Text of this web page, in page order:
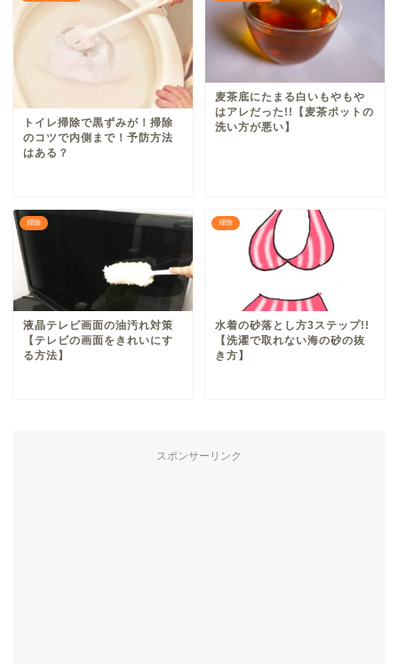
トイレ掃除で黒ずみが！掃除
のコツで内側まで！予防方法
はある？
麦茶底にたまる白いもやもや
はアレだった!!【麦茶ポットの
洗い方が悪い】
掃除
液晶テレビ画面の油汚れ対策
【テレビの画面をきれいにす
る方法】
掃除
水着の砂落とし方3ステップ!!
【洗濯で取れない海の砂の抜
き方】
スポンサーリンク